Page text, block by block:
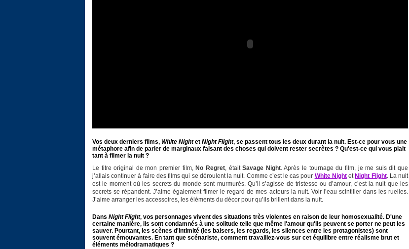
Vos deux derniers films, White Nightet Night Flight, se passent tous les deux durant la nuit. Est-ce pour vous une
métaphore afin de parler de marginaux faisant des choses qui doivent rester secrètes ? Qu'est-ce qui vous plait
tant à filmer la nuit ?
Le titre original de mon premier film, No Regret, étaitSavage Night. Après le tournage du film, je me suis dit que
j’allais continuer à faire des films qui se déroulent la nuit. Comme c’est le cas pour White Nightet Night Flight. La nuit
est le moment où les secrets du monde sont murmurés. Qu’il s’agisse de tristesse ou d’amour, c’est la nuit que les
secrets se répandent. J’aime également filmer le regard de mes acteurs la nuit. Voir l’eau scintiller dans les ruelles.
J’aime arranger les accessoires, les éléments du décor pour qu’ils brillent dans la nuit.
Dans Night Flight, vos personnages vivent des situations très violentes en raison de leur homosexualité. D'une
certaine manière, ils sont condamnés à une solitude telle que même l'amour qu'ils peuvent se porter ne peut les
sauver. Pourtant, les scènes d'intimité (les baisers, les regards, les silences entre les protagonistes) sont
souvent émouvantes. En tant que scénariste, comment travaillez-vous sur cet équilibre entre réalisme brut et
éléments mélodramatiques ?